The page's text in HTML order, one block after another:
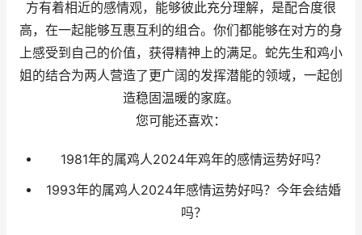
方有着相近的感情观，能够彼此充分理解，是配合度很
高，在一起能够互惠互利的组合。你们都能够在对方的身
上感受到自己的价值，获得精神上的满足。蛇先生和鸡小
姐的结合为两人营造了更广阔的发挥潜能的领域，一起创
造稳固温暖的家庭。
您可能还喜欢：
1981年的属鸡人2024年鸡年的感情运势好吗？
1993年的属鸡人2024年感情运势好吗？今年会结婚
吗？